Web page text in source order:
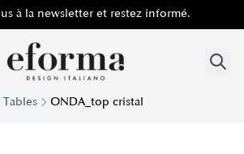
à la newsletter et restez informé.
Tables ONDA_top cristal
plateau en cristal | Formulaire E